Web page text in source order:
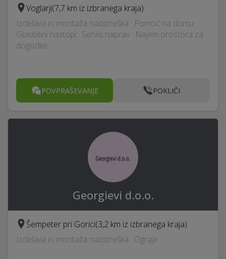
Voglarji(7,7 km iz izbranega kraja)
Izdelava in montaža nadstreška · Pomoč na domu ·
Glasbeni nastopi · Servis naprav · Najem prostora za
dogodke
POVPRAŠEVANJE POKLIČI
Georgievi d.o.o.
Šempeter pri Gorici(3,2 km iz izbranega kraja)
Izdelava in montaža nadstreška · Ograje